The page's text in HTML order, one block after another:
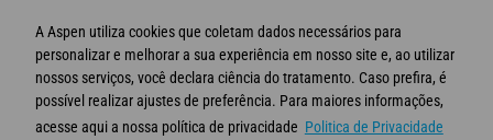
A Aspen utiliza cookies que coletam dados necessários para
personalizar e melhorar a sua experiência em nosso site e, ao utilizar
nossos serviços, você declara ciência do tratamento. Caso prefira, é
possível realizar ajustes de preferência. Para maiores informações,
acesse aqui a nossa política de privacidade Politica de Privacidade
finaliza Patricia Franco.
Link da notícia:clique aqui